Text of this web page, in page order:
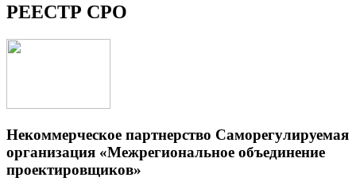
РЕЕСТР СРО
Некоммерческое партнерство Саморегулируемая
организация «Межрегиональное объединение
проектировщиков»